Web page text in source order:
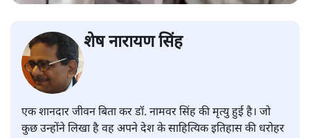
शेष नारायण सिंह
एक शानदार जीवन बिता कर डॉ. नामवर सिंह की मृत्यु हुई है। जो
कुछ उन्होंने लिखा है वह अपने देश के साहित्यिक इतिहास की धरोहर